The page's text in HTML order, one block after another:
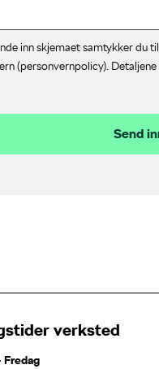
inn skjemaet samtykker du
(personvernpolicy). Detaljene
Send
verksted
Fredag